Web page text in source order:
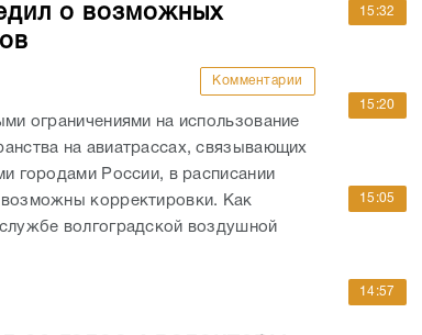
о возможных
Комментарии
ограничениями на использование
на авиатрассах, связывающих
городами России, в расписании
корректировки. Как
волгоградской воздушной
15:32
15:20
15:05
14:57